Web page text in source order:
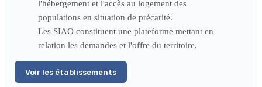
l'hébergement et l'accès au logement des
populations en situation de précarité.
Les SIAO constituent une plateforme mettant en
relation les demandes et l'offre du territoire.
Voir les établissements